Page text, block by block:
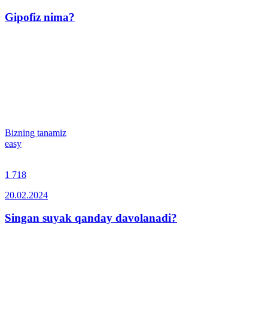
Gipofiz nima?
Bizning tanamiz
easy
1 718
20.02.2024
Singan suyak qanday davolanadi?